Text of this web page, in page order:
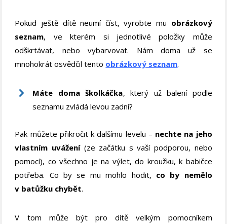
Pokud ještě dítě neumí číst, vyrobte mu obrázkový
seznam, ve kterém si jednotlivé položky může
odškrtávat, nebo vybarvovat. Nám doma už se
mnohokrát osvědčil tento obrázkový seznam.
Máte doma školkáčka, který už balení podle
seznamu zvládá levou zadní?
Pak můžete přikročit k dalšímu levelu – nechte na jeho
vlastním uvážení(ze začátku s vaší podporou, nebo
pomocí), co všechno je na výlet, do kroužku, k babičce
potřeba. Co by se mu mohlo hodit, co by nemělo
v batůžku chybět.
V tom může být pro dítě velkým pomocníkem